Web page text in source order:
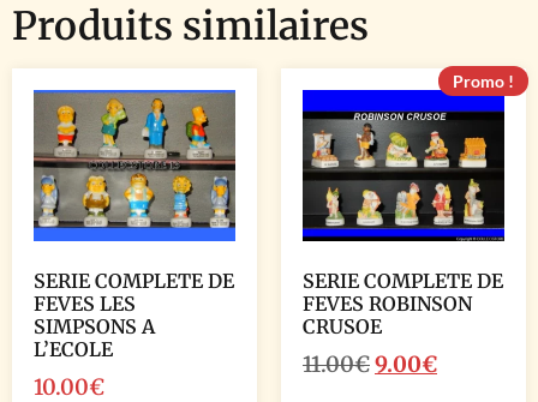
Produits similaires
SERIE COMPLETE DE
FEVES LES
SIMPSONS A
L’ECOLE
10.00€
Promo !
SERIE COMPLETE DE
FEVES ROBINSON
CRUSOE
11.00€9.00€